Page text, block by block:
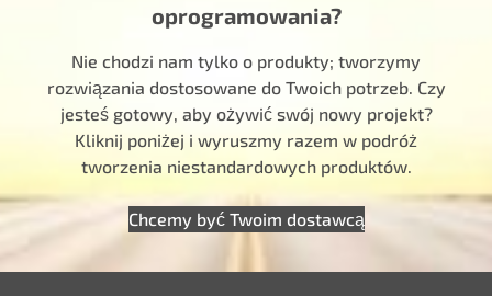
oprogramowania?
Nie chodzi nam tylko o produkty; tworzymy
rozwiązania dostosowane do Twoich potrzeb. Czy
jesteś gotowy, aby ożywić swój nowy projekt?
Kliknij poniżej i wyruszmy razem w podróż
tworzenia niestandardowych produktów.
Chcemy być Twoim dostawcą